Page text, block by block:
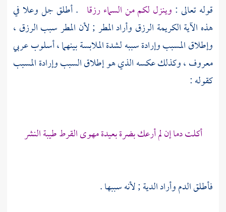
قوله تعالى : وينزل لكم من السماء رزقا . أطلق جل وعلا في
هذه الآية الكريمة الرزق وأراد المطر ; لأن المطر سبب الرزق ،
وإطلاق المسبب وإرادة سببه لشدة الملابسة بينهما ، أسلوب عربي
معروف ، وكذلك عكسه الذي هو إطلاق السبب وإرادة المسبب
كقوله :
أكلت دما إن لم أرعك بضرة بعيدة مهوى القرط طيبة النشر
فأطلق الدم وأراد الدية ; لأنه سببها .